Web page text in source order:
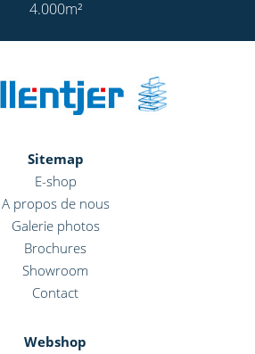
4.000m²
Sitemap
E-shop
A propos de nous
Galerie photos
Brochures
Showroom
Contact
Webshop